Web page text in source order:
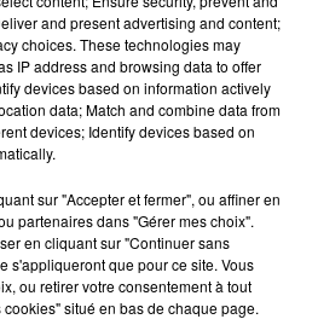
2026
- 24/07/26
2026
- 23/07/26
and present advertising and content;
choices. These technologies may
IP address and browsing data to offer
devices based on information actively
data; Match and combine data from
devices; Identify devices based on
sur "Accepter et fermer", ou affiner en
partenaires dans "Gérer mes choix".
en cliquant sur "Continuer sans
s'appliqueront que pour ce site. Vous
ou retirer votre consentement à tout
situé en bas de chaque page.